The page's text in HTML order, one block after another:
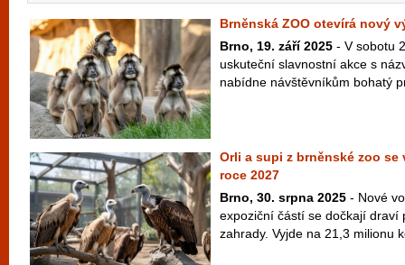
Brněnská ZOO otevírá nový
Brno, 19. září 2025 - V sobotu
uskuteční slavnostní akce s
nabídne návštěvníkům bohatý
Orli a supi z brněnské zoo
roce 2027
Brno, 30. srpna 2025 - Nové
expoziční částí se dočkají draví
zahrady. Vyjde na 21,3 milionu